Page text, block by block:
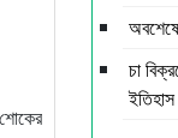
চা
ইতিহাস